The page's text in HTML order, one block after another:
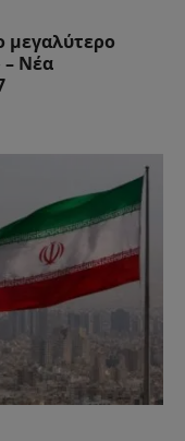
μεγαλύτερο
– Νέα